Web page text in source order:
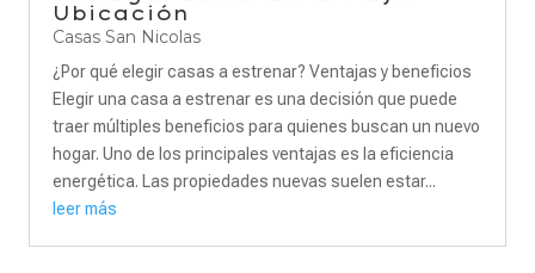
Ubicación
Casas San Nicolas
¿Por qué elegir casas a estrenar? Ventajas y beneficios
Elegir una casa a estrenar es una decisión que puede
traer múltiples beneficios para quienes buscan un nuevo
hogar. Uno de los principales ventajas es la eficiencia
energética. Las propiedades nuevas suelen estar...
leer más